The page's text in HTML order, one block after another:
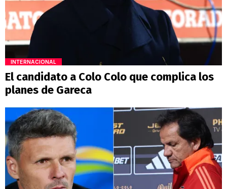
INTERNACIONAL
El candidato a Colo Colo que complica los
planes de Gareca